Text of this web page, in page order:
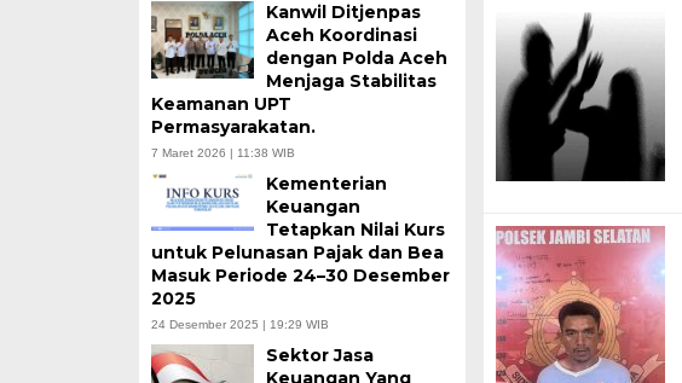
Kanwil Ditjenpas
Aceh Koordinasi
dengan Polda Aceh
Menjaga Stabilitas
Keamanan UPT
Permasyarakatan.
7 Maret 2026 | 11:38 WIB
Kementerian
Keuangan
Tetapkan Nilai Kurs
untuk Pelunasan Pajak dan Bea
Masuk Periode 24–30 Desember
2025
24 Desember 2025 | 19:29 WIB
Sektor Jasa
Keuangan Yang